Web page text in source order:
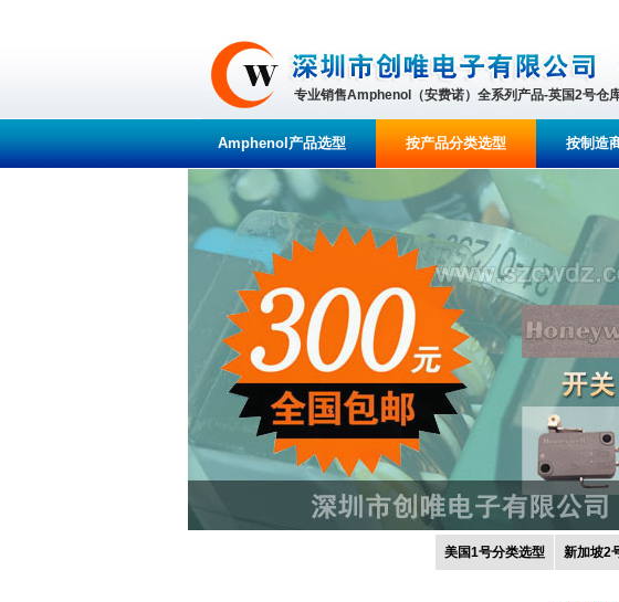
专业销售Amphenol（安费诺）全系列产品-英国2号仓
Amphenol产品选型 按产品分类选型 按制造
美国1号分类选型 新加坡2